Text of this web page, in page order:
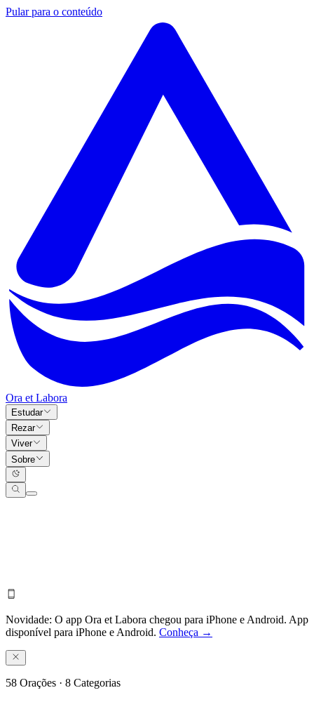
Pular para o conteúdo
Ora et Labora
Estudar
Rezar
Viver
Sobre
Novidade: O app Ora et Labora chegou para iPhone e Android. App
disponível para iPhone e Android. Conheça →
58 Orações · 8 Categorias